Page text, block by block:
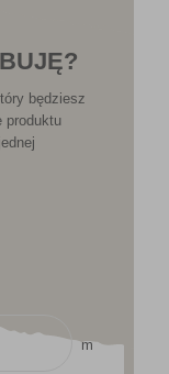
będziesz
produktu
m